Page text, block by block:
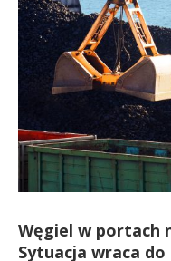
Węgiel w portach
Sytuacja wraca